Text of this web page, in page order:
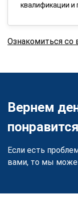
квалификации и
Ознакомиться со
Вернем
понравится
Если есть
вами, то мы